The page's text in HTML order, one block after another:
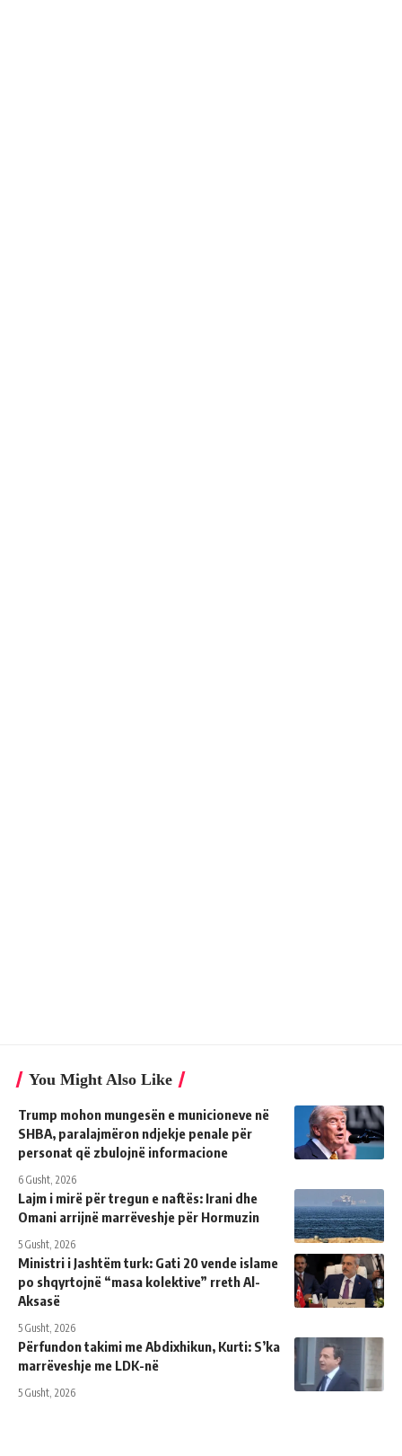
You Might Also Like
Trump mohon mungesën e municioneve në
SHBA, paralajmëron ndjekje penale për
personat që zbulojnë informacione
6 Gusht, 2026
Lajm i mirë për tregun e naftës: Irani dhe
Omani arrijnë marrëveshje për Hormuzin
5 Gusht, 2026
Ministri i Jashtëm turk: ​​Gati 20 vende islame
po shqyrtojnë “masa kolektive” rreth Al-
Aksasë
5 Gusht, 2026
Përfundon takimi me Abdixhikun, Kurti: S’ka
marrëveshje me LDK-në
5 Gusht, 2026